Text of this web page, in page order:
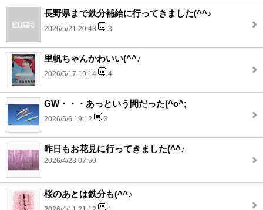
長野県まで鉄分補給に行ってきました(^^♪
2026/5/21 20:43 3
里帆ちゃんかわいい(^^♪
2026/5/17 19:14 4
GW・・・あっという間だった(^o^;
2026/5/6 19:12 3
昨日もお花見に行ってきました(^^♪
2026/4/23 07:50
桜のあとは鉄分も(^^♪